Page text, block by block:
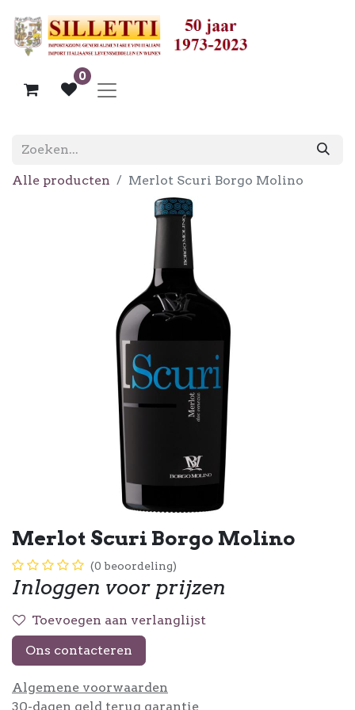
0
Alle producten Merlot Scuri Borgo Molino
Merlot Scuri Borgo Molino
(0 beoordeling)
Inloggen voor prijzen
Toevoegen aan verlanglijst
Ons contacteren
Algemene voorwaarden
30-dagen geld terug garantie